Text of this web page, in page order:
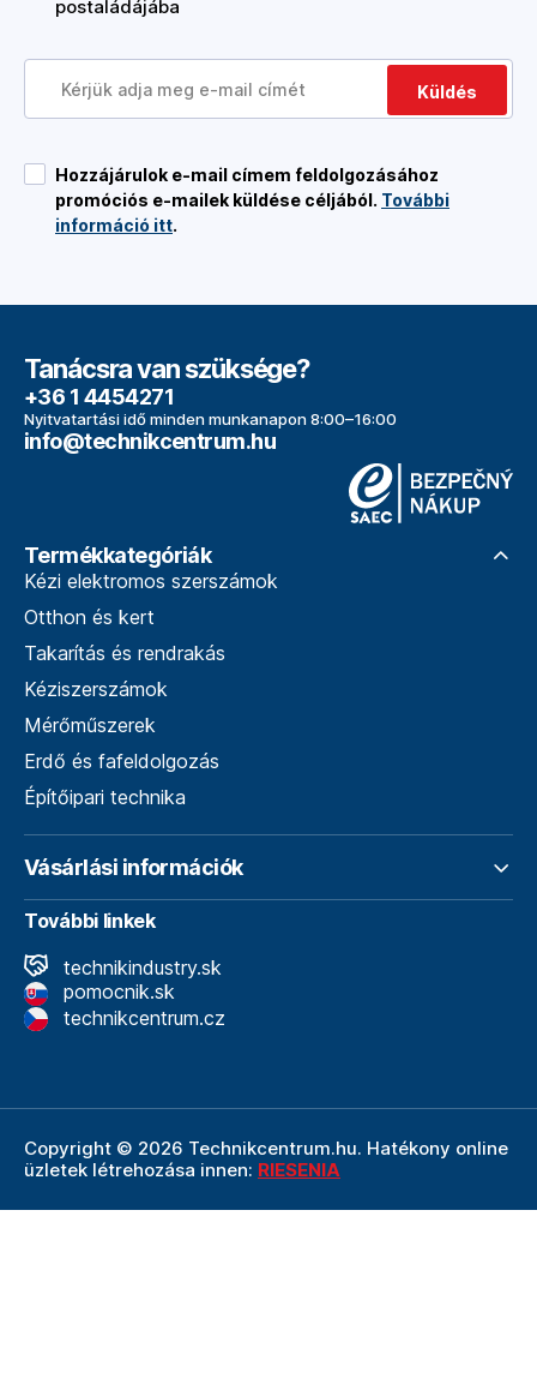
postaládájába
Küldés
Hozzájárulok e-mail címem feldolgozásához
promóciós e-mailek küldése céljából. További
információ itt.
Tanácsra van szüksége?
+36 1 4454271
Nyitvatartási idő minden munkanapon 8:00–16:00
info@technikcentrum.hu
Termékkategóriák
Kézi elektromos szerszámok
Otthon és kert
Takarítás és rendrakás
Kéziszerszámok
Mérőműszerek
Erdő és fafeldolgozás
Építőipari technika
Vásárlási információk
További linkek
technikindustry.sk
pomocnik.sk
technikcentrum.cz
Copyright © 2026 Technikcentrum.hu. Hatékony online
üzletek létrehozása innen: RIESENIA